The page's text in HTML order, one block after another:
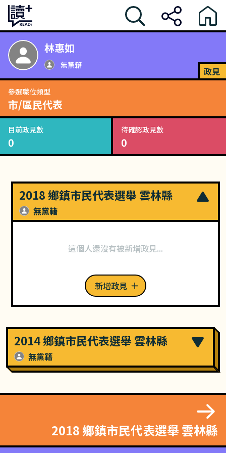
林惠如
無黨籍
政見
參選職位類型
市/區民代表
目前政見數
0
待確認政見數
0
2018 鄉鎮市民代表選舉 雲林縣
無黨籍
這個人還沒有被新增政見...
新增政見
2014 鄉鎮市民代表選舉 雲林縣
無黨籍
2018 鄉鎮市民代表選舉 雲林縣